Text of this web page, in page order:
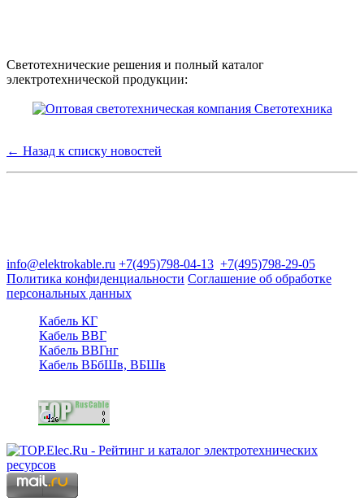
Светотехнические решения и полный каталог
электротехнической продукции:
← Назад к списку новостей
info@elektrokable.ru +7(495)798-04-13 +7(495)798-29-05
Политика конфиденциальности Соглашение об обработке
персональных данных
Кабель КГ
Кабель ВВГ
Кабель ВВГнг
Кабель ВБбШв, ВБШв